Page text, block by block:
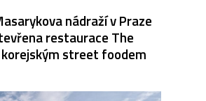
nádraží v Praze
restaurace The
korejským street foodem